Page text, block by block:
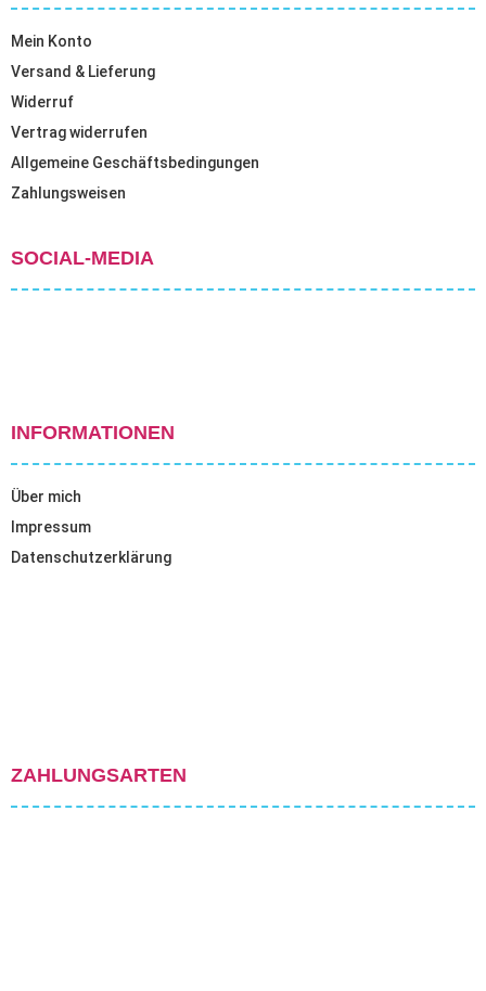
Mein Konto
Versand & Lieferung
Widerruf
Vertrag widerrufen
Allgemeine Geschäftsbedingungen
Zahlungsweisen
SOCIAL-MEDIA
INFORMATIONEN
Über mich
Impressum
Datenschutzerklärung
ZAHLUNGSARTEN